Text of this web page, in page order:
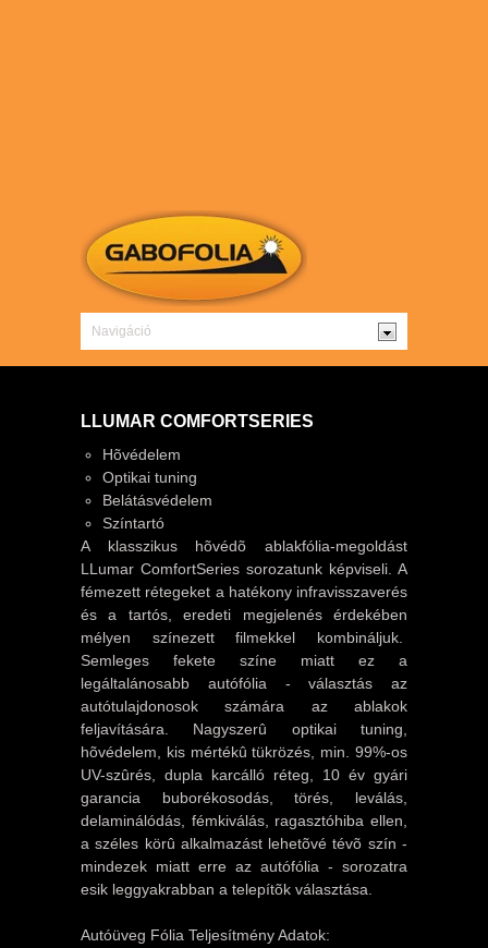
LLUMAR COMFORTSERIES
Hõvédelem
Optikai tuning
Belátásvédelem
Színtartó
A klasszikus hõvédõ ablakfólia-megoldást
LLumar ComfortSeries sorozatunk képviseli. A
fémezett rétegeket a hatékony infravisszaverés
és a tartós, eredeti megjelenés érdekében
mélyen színezett filmekkel kombináljuk.
Semleges fekete színe miatt ez a
legáltalánosabb autófólia - választás az
autótulajdonosok számára az ablakok
feljavítására. Nagyszerû optikai tuning,
hõvédelem, kis mértékû tükrözés, min. 99%-os
UV-szûrés, dupla karcálló réteg, 10 év gyári
garancia buborékosodás, törés, leválás,
delaminálódás, fémkiválás, ragasztóhiba ellen,
a széles körû alkalmazást lehetõvé tévõ szín -
mindezek miatt erre az autófólia - sorozatra
esik leggyakrabban a telepítõk választása.
Autóüveg Fólia Teljesítmény Adatok: